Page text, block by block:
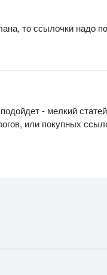
то ссылочки надо
- мелкий
или покупных